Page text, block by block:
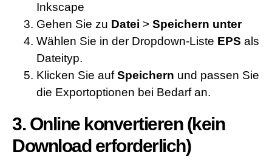
Inkscape
Gehen Sie zu Datei > Speichern unter
Wählen Sie in der Dropdown-Liste EPS als
Dateityp.
Klicken Sie aufSpeichern und passen Sie
die Exportoptionen bei Bedarf an.
3. Online konvertieren (kein
Download erforderlich)